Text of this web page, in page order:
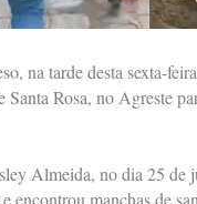
na tarde desta sexta-
Santa Rosa, no Agreste
Almeida, no dia 25 de
encontrou manchas de